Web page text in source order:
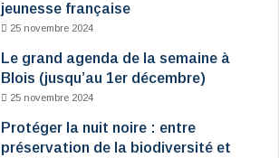
jeunesse française
25 novembre 2024
Le grand agenda de la semaine à
Blois (jusqu’au 1er décembre)
25 novembre 2024
Protéger la nuit noire : entre
préservation de la biodiversité et